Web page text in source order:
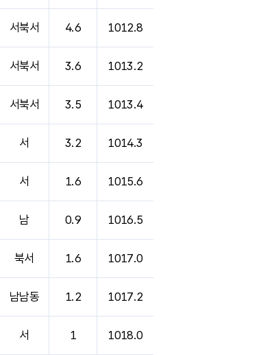
서북서 4.6 1012.8
서북서 3.6 1013.2
서북서 3.5 1013.4
서 3.2 1014.3
서 1.6 1015.6
남 0.9 1016.5
북서 1.6 1017.0
남남동 1.2 1017.2
서 1 1018.0